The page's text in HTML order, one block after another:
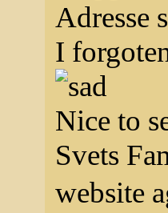
Adresse
I
Nice to
Svets
website